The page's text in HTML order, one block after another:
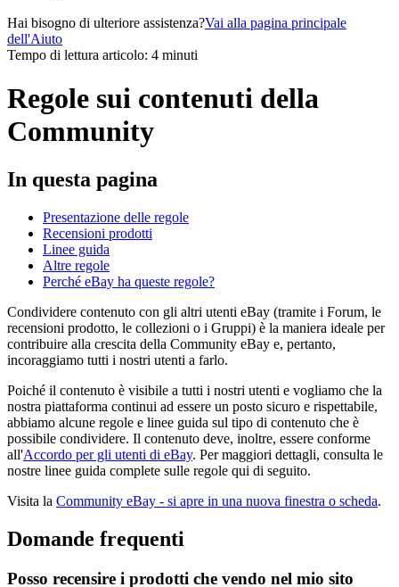
Hai bisogno di ulteriore assistenza?Vai alla pagina principale
dell'Aiuto
Tempo di lettura articolo: 4 minuti
Regole sui contenuti della
Community
In questa pagina
Presentazione delle regole
Recensioni prodotti
Linee guida
Altre regole
Perché eBay ha queste regole?
Condividere contenuto con gli altri utenti eBay (tramite i Forum, le
recensioni prodotto, le collezioni o i Gruppi) è la maniera ideale per
contribuire alla crescita della Community eBay e, pertanto,
incoraggiamo tutti i nostri utenti a farlo.
Poiché il contenuto è visibile a tutti i nostri utenti e vogliamo che la
nostra piattaforma continui ad essere un posto sicuro e rispettabile,
abbiamo alcune regole e linee guida sul tipo di contenuto che è
possibile condividere. Il contenuto deve, inoltre, essere conforme
all'Accordo per gli utenti di eBay. Per maggiori dettagli, consulta le
nostre linee guida complete sulle regole qui di seguito.
Visita la Community eBay - si apre in una nuova finestra o scheda.
Domande frequenti
Posso recensire i prodotti che vendo nel mio sito